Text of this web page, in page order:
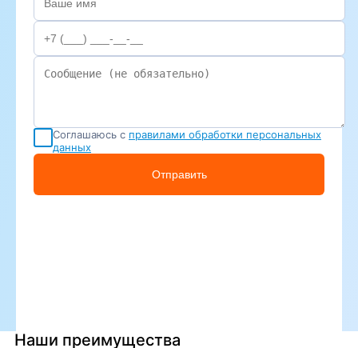
Соглашаюсь с правилами обработки персональных
данных
Отправить
Наши преимущества